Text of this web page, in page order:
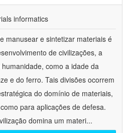
informatics
manusear e sintetizar materiais é
de civilizações, a
como a idade da
e do ferro. Tais divisões ocorrem
do domínio de materiais,
para aplicações de defesa.
domina um materi...